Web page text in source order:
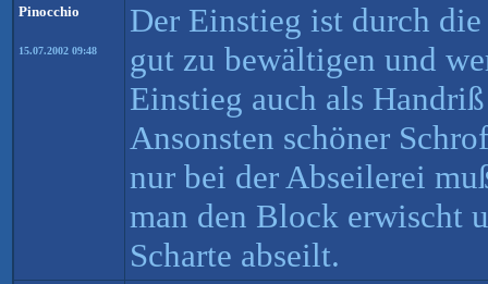
Pinocchio
15.07.2002 09:48
Der Einstieg ist durch
gut zu bewältigen und
Einstieg auch als
Ansonsten schöner
nur bei der Abseilerei
man den Block erwischt
Scharte abseilt.